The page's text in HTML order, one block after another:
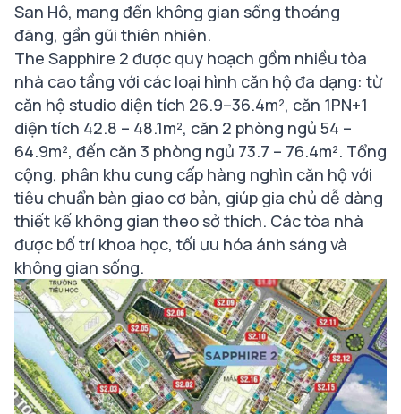
San Hô, mang đến không gian sống thoáng
đãng, gần gũi thiên nhiên.
The Sapphire 2 được quy hoạch gồm nhiều tòa
nhà cao tầng với các loại hình căn hộ đa dạng: từ
căn hộ studio diện tích 26.9–36.4m², căn 1PN+1
diện tích 42.8 – 48.1m², căn 2 phòng ngủ 54 –
64.9m², đến căn 3 phòng ngủ 73.7 – 76.4m². Tổng
cộng, phân khu cung cấp hàng nghìn căn hộ với
tiêu chuẩn bàn giao cơ bản, giúp gia chủ dễ dàng
thiết kế không gian theo sở thích. Các tòa nhà
được bố trí khoa học, tối ưu hóa ánh sáng và
không gian sống.